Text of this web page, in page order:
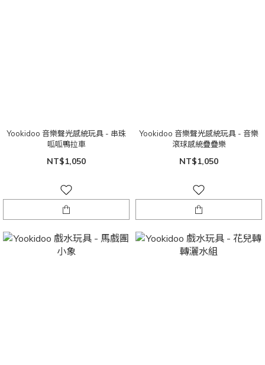
Yookidoo 音樂聲光感統玩具 - 串珠
呱呱鴨拉車
NT$1,050
Yookidoo 音樂聲光感統玩具 - 音樂
滾球感統疊疊樂
NT$1,050